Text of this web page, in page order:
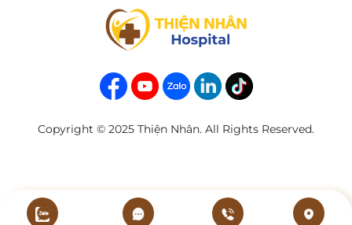
Copyright © 2025 Thiện Nhân. All Rights Reserved.